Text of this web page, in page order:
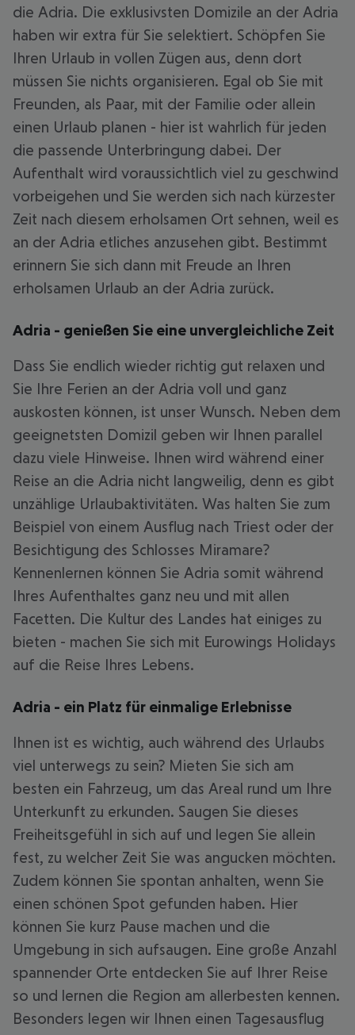
die Adria. Die exklusivsten Domizile an der Adria
haben wir extra für Sie selektiert. Schöpfen Sie
Ihren Urlaub in vollen Zügen aus, denn dort
müssen Sie nichts organisieren. Egal ob Sie mit
Freunden, als Paar, mit der Familie oder allein
einen Urlaub planen - hier ist wahrlich für jeden
die passende Unterbringung dabei. Der
Aufenthalt wird voraussichtlich viel zu geschwind
vorbeigehen und Sie werden sich nach kürzester
Zeit nach diesem erholsamen Ort sehnen, weil es
an der Adria etliches anzusehen gibt. Bestimmt
erinnern Sie sich dann mit Freude an Ihren
erholsamen Urlaub an der Adria zurück.
Adria - genießen Sie eine unvergleichliche Zeit
Dass Sie endlich wieder richtig gut relaxen und
Sie Ihre Ferien an der Adria voll und ganz
auskosten können, ist unser Wunsch. Neben dem
geeignetsten Domizil geben wir Ihnen parallel
dazu viele Hinweise. Ihnen wird während einer
Reise an die Adria nicht langweilig, denn es gibt
unzählige Urlaubaktivitäten. Was halten Sie zum
Beispiel von einem Ausflug nach Triest oder der
Besichtigung des Schlosses Miramare?
Kennenlernen können Sie Adria somit während
Ihres Aufenthaltes ganz neu und mit allen
Facetten. Die Kultur des Landes hat einiges zu
bieten - machen Sie sich mit Eurowings Holidays
auf die Reise Ihres Lebens.
Adria - ein Platz für einmalige Erlebnisse
Ihnen ist es wichtig, auch während des Urlaubs
viel unterwegs zu sein? Mieten Sie sich am
besten ein Fahrzeug, um das Areal rund um Ihre
Unterkunft zu erkunden. Saugen Sie dieses
Freiheitsgefühl in sich auf und legen Sie allein
fest, zu welcher Zeit Sie was angucken möchten.
Zudem können Sie spontan anhalten, wenn Sie
einen schönen Spot gefunden haben. Hier
können Sie kurz Pause machen und die
Umgebung in sich aufsaugen. Eine große Anzahl
spannender Orte entdecken Sie auf Ihrer Reise
so und lernen die Region am allerbesten kennen.
Besonders legen wir Ihnen einen Tagesausflug